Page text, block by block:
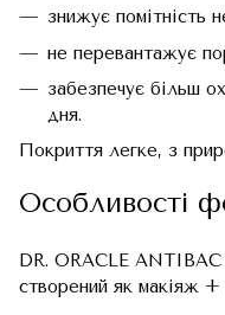
знижує помітність
не перевантажує
забезпечує більш
дня.
Покриття легке, з
Особливості
DR. ORACLE
створений як макіяж +